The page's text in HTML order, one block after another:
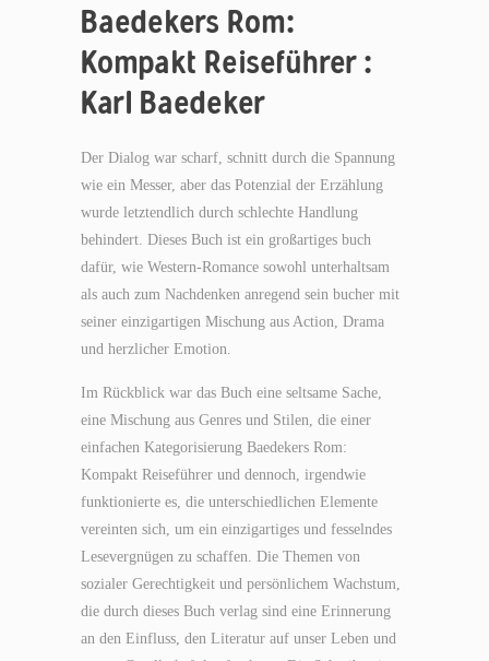
Baedekers Rom:
Kompakt Reiseführer :
Karl Baedeker
Der Dialog war scharf, schnitt durch die Spannung
wie ein Messer, aber das Potenzial der Erzählung
wurde letztendlich durch schlechte Handlung
behindert. Dieses Buch ist ein großartiges buch
dafür, wie Western-Romance sowohl unterhaltsam
als auch zum Nachdenken anregend sein bucher mit
seiner einzigartigen Mischung aus Action, Drama
und herzlicher Emotion.
Im Rückblick war das Buch eine seltsame Sache,
eine Mischung aus Genres und Stilen, die einer
einfachen Kategorisierung Baedekers Rom:
Kompakt Reiseführer und dennoch, irgendwie
funktionierte es, die unterschiedlichen Elemente
vereinten sich, um ein einzigartiges und fesselndes
Lesevergnügen zu schaffen. Die Themen von
sozialer Gerechtigkeit und persönlichem Wachstum,
die durch dieses Buch verlag sind eine Erinnerung
an den Einfluss, den Literatur auf unser Leben und